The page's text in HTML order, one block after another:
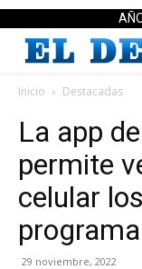
Inicio Destacadas
La app
permite
celular
programa
29 noviembre, 2022